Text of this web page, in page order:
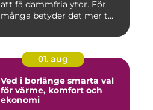
att få dammfria ytor. För
många betyder det mer t...
01. aug
Ved i borlänge smarta val
för värme, komfort och
ekonomi